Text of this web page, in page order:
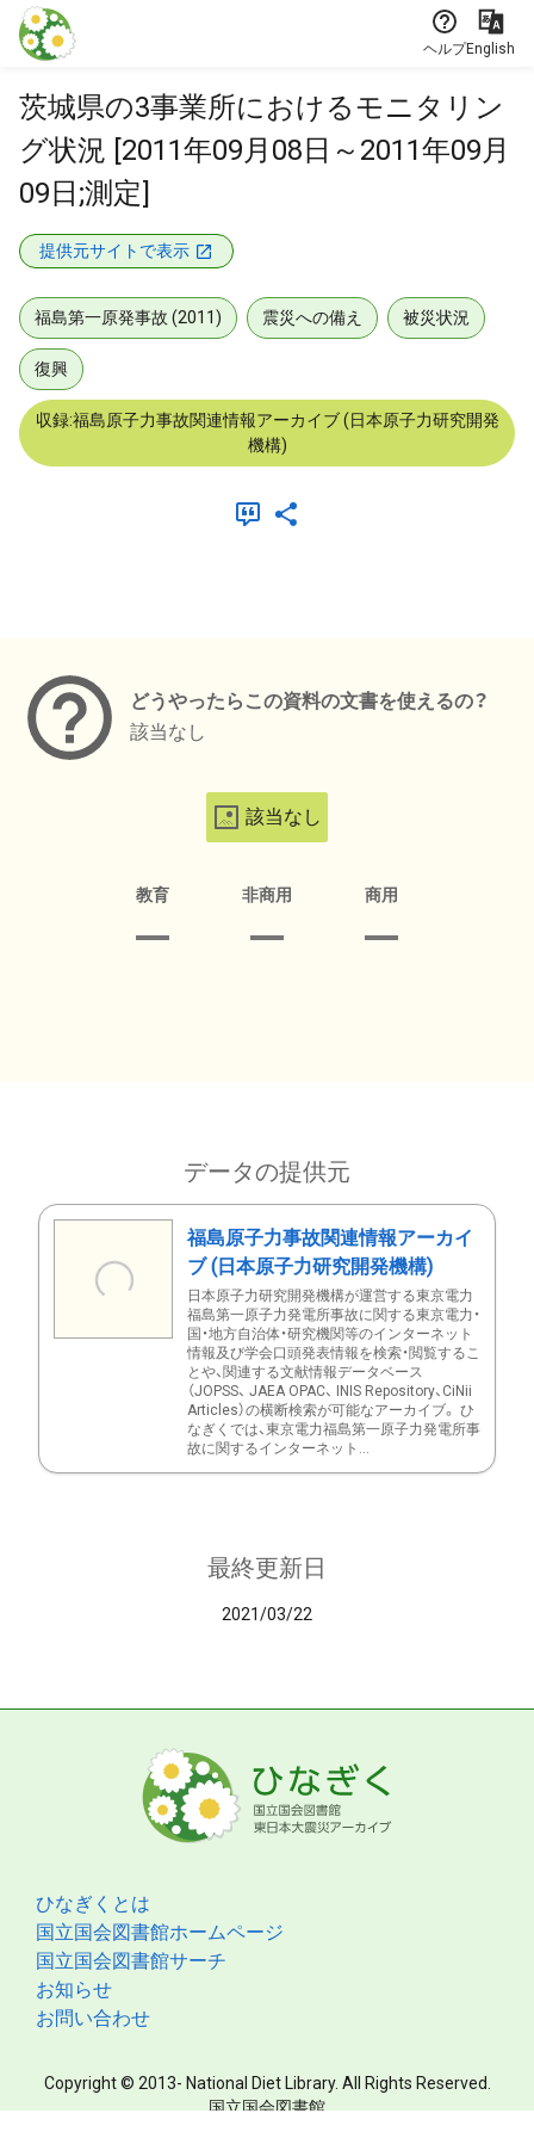
本文に飛ぶ
ヘルプEnglish
茨城県の3事業所におけるモニタリン
グ状況 [2011年09月08日～2011年09月
09日;測定]
提供元サイトで表示
福島第一原発事故 (2011) 震災への備え 被災状況
復興
収録:福島原子力事故関連情報アーカイブ (日本原子力研究開発
機構)
どうやったらこの資料の文書を使えるの？
該当なし
該当なし
教育 非商用 商用
データの提供元
福島原子力事故関連情報アーカイ
ブ (日本原子力研究開発機構)
日本原子力研究開発機構が運営する東京電力
福島第一原子力発電所事故に関する東京電力・
国・地方自治体・研究機関等のインターネット
情報及び学会口頭発表情報を検索・閲覧するこ
とや、関連する文献情報データベース
（JOPSS、 JAEA OPAC、 INIS Repository、CiNii
Articles）の横断検索が可能なアーカイブ。 ひ
なぎくでは、東京電力福島第一原子力発電所事
故に関するインターネット...
最終更新日
2021/03/22
ひなぎくとは
国立国会図書館ホームページ
国立国会図書館サーチ
お知らせ
お問い合わせ
Copyright © 2013- National Diet Library. All Rights Reserved.